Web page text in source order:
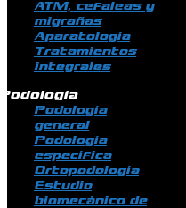
ATM, cefaleas y
migrañas
Aparatología
Tratamientos
integrales
Podología
general
Podología
específica
Ortopodología
Estudio
biomecánico de